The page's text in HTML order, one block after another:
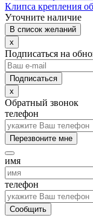
Клипса крепления
Уточните наличие
В список желаний
x
Подписаться на
x
Обратный звонок
телефон
Перезвоните мне
имя
телефон
Сообщить